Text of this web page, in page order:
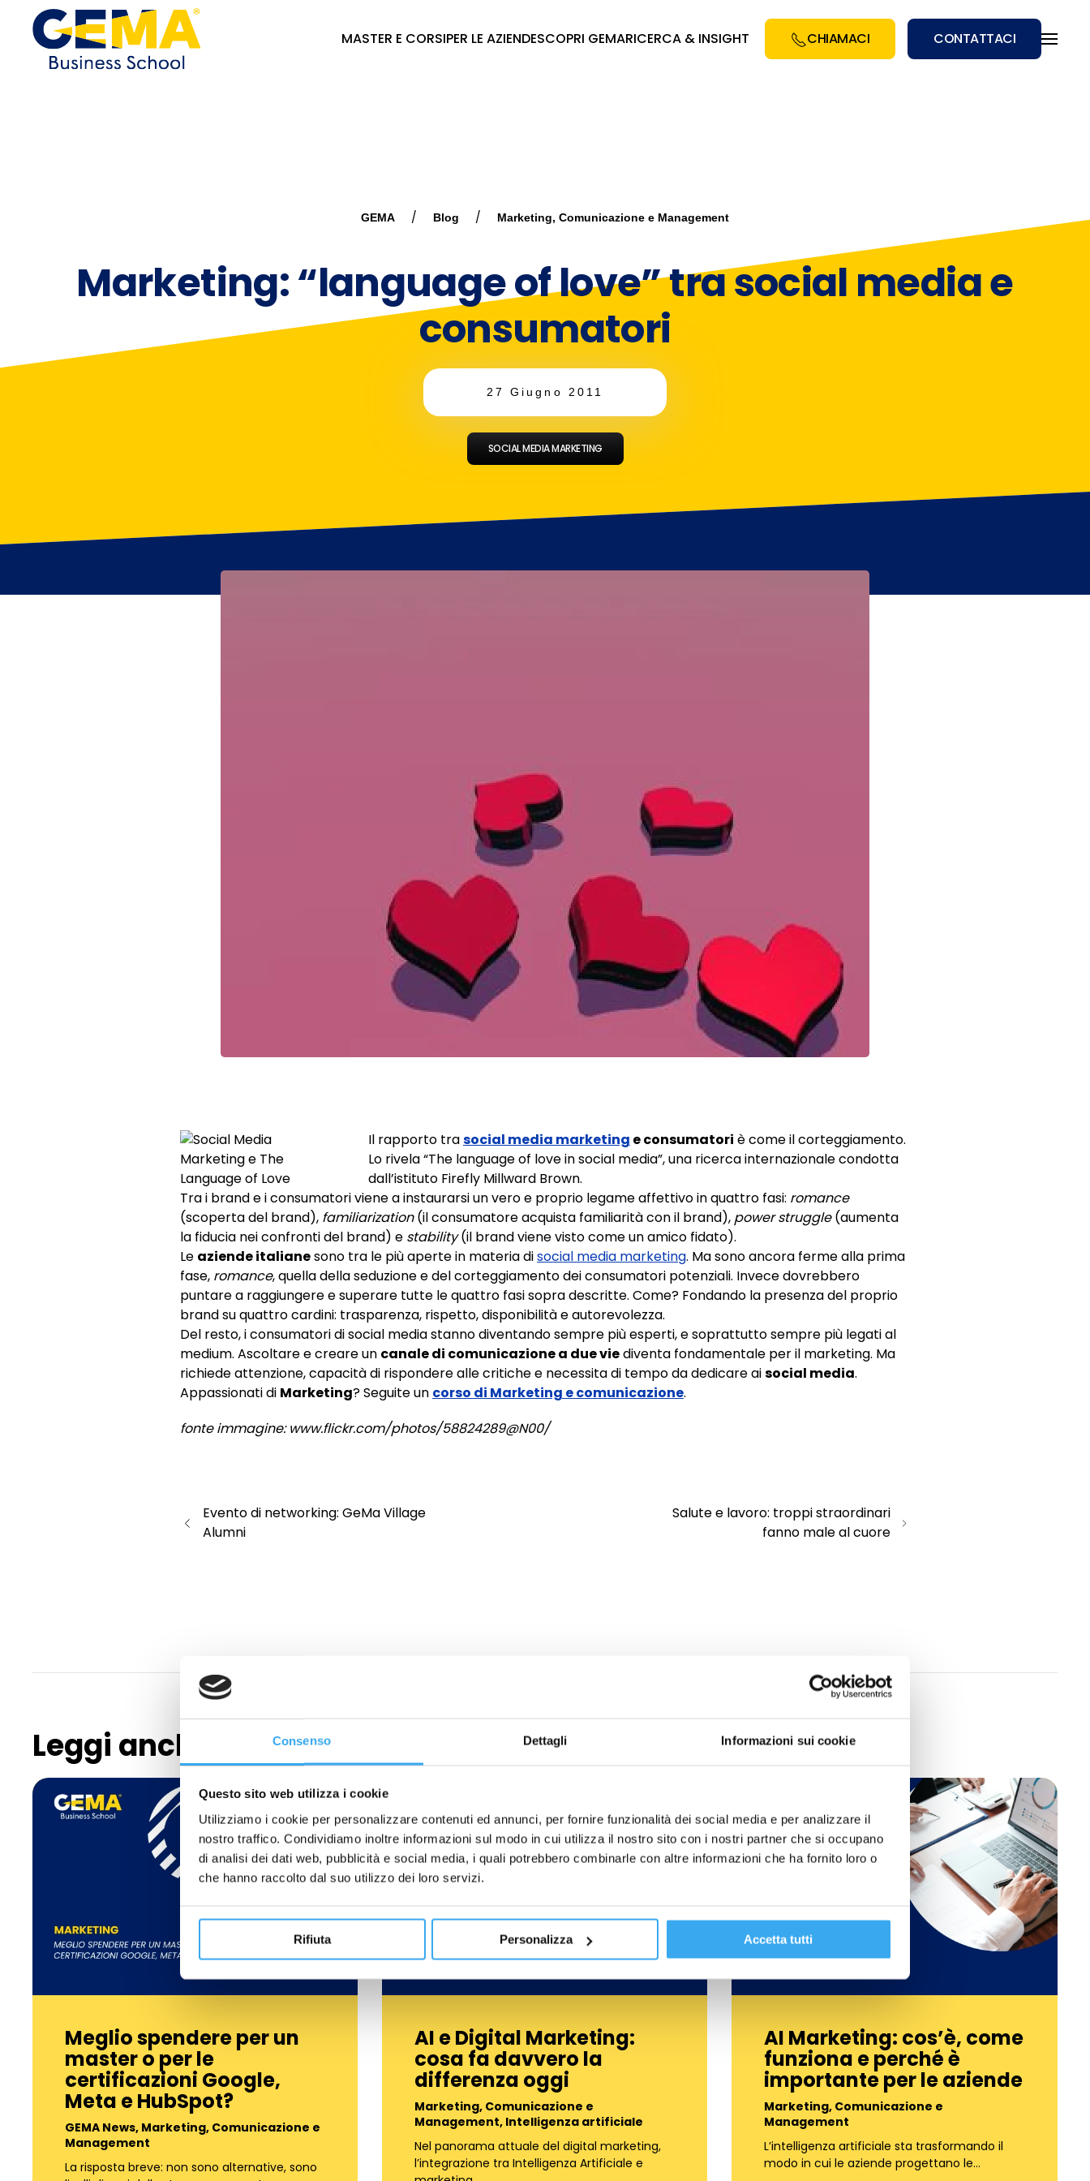
Consenso Dettagli Informazioni sui cookie
Questo sito web utilizza i cookie
Utilizziamo i cookie per personalizzare contenuti ed annunci, per fornire funzionalità dei social media e per analizzare il
nostro traffico. Condividiamo inoltre informazioni sul modo in cui utilizza il nostro sito con i nostri partner che si occupano
di analisi dei dati web, pubblicità e social media, i quali potrebbero combinarle con altre informazioni che ha fornito loro o
che hanno raccolto dal suo utilizzo dei loro servizi.
Rifiuta Personalizza Accetta tutti
MASTER E CORSIPER LE AZIENDESCOPRI GEMARICERCA & INSIGHT CHIAMACI CONTATTACI
GEMA Blog Marketing, Comunicazione e Management
Marketing: “language of love” tra social media e
consumatori
27 Giugno 2011
SOCIAL MEDIA MARKETING
Il rapporto trasocial media marketing e consumatori è come il corteggiamento.
Lo rivela “The language of love in social media”, una ricerca internazionale condotta
dall’istituto Firefly Millward Brown.
Tra i brand e i consumatori viene a instaurarsi un vero e proprio legame affettivo in quattro fasi: romance
(scoperta del brand), familiarization(il consumatore acquista familiarità con il brand), power struggle(aumenta
la fiducia nei confronti del brand) e stability(il brand viene visto come un amico fidato).
Le aziende italianesono tra le più aperte in materia disocial media marketing. Ma sono ancora ferme alla prima
fase, romance, quella della seduzione e del corteggiamento dei consumatori potenziali. Invece dovrebbero
puntare a raggiungere e superare tutte le quattro fasi sopra descritte. Come? Fondando la presenza del proprio
brand su quattro cardini: trasparenza, rispetto, disponibilità e autorevolezza.
Del resto, i consumatori di social media stanno diventando sempre più esperti, e soprattutto sempre più legati al
medium. Ascoltare e creare un canale di comunicazione a due viediventa fondamentale per il marketing. Ma
richiede attenzione, capacità di rispondere alle critiche e necessita di tempo da dedicare aisocial media.
Appassionati di Marketing? Seguite un corso di Marketing e comunicazione.
fonte immagine: www.flickr.com/photos/58824289@N00/
Evento di networking: GeMa Village
Alumni
Salute e lavoro: troppi straordinari
fanno male al cuore
Leggi anche
Meglio spendere per un
master o per le
certificazioni Google,
Meta e HubSpot?
GEMA News, Marketing, Comunicazione e
Management
La risposta breve: non sono alternative, sono
AI e Digital Marketing:
cosa fa davvero la
differenza oggi
Marketing, Comunicazione e
Management, Intelligenza artificiale
Nel panorama attuale del digital marketing,
l’integrazione tra Intelligenza Artificiale e
AI Marketing: cos’è, come
funziona e perché è
importante per le aziende
Marketing, Comunicazione e
Management
L’intelligenza artificiale sta trasformando il
modo in cui le aziende progettano le…